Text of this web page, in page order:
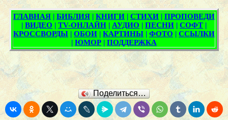
Поделиться…